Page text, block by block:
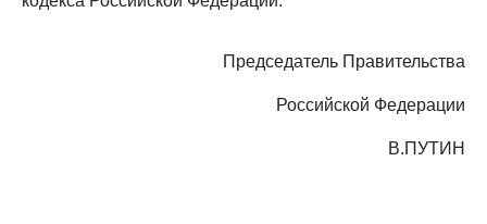
Председатель Правительства
Российской Федерации
В.ПУТИН